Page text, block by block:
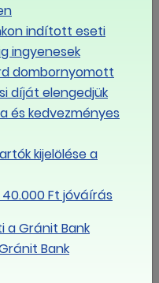
Pé Szo
31 1
14 15
21 22
indított eseti
ingyenesek
dombornyomott
díját elengedjük
és kedvezményes
kijelölése a
Ft jóváírás
a Gránit Bank
Bank